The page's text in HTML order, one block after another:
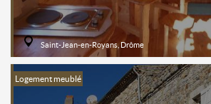
Saint-Jean-en-Royans, Drôme
Logement meublé